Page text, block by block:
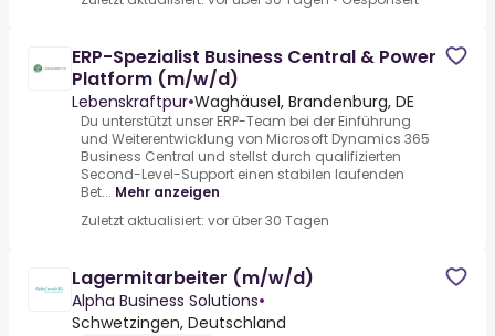
ERP-Spezialist Business Central & Power
Platform (m/w/d)
Lebenskraftpur•Waghäusel, Brandenburg, DE
Du unterstützt unser ERP-Team bei der Einführung
und Weiterentwicklung von Microsoft Dynamics 365
Business Central und stellst durch qualifizierten
Second-Level-Support einen stabilen laufenden
Bet... Mehr anzeigen
Zuletzt aktualisiert: vor über 30 Tagen
Lagermitarbeiter (m/w/d)
Alpha Business Solutions•
Schwetzingen, Deutschland